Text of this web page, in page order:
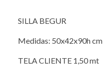
SILLA BEGUR
Medidas: 50x42x90h cm
TELA CLIENTE 1,50 mt